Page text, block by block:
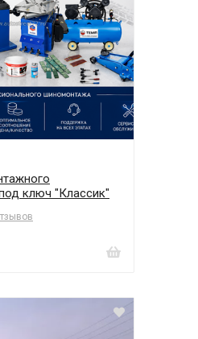
ключ "Классик"